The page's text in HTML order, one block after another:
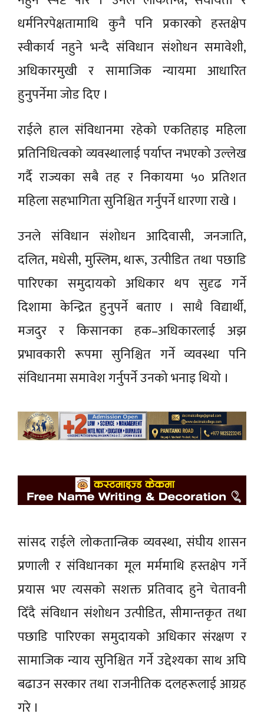
धर्मनिरपेक्षतामाथि कुनै पनि प्रकारको हस्तक्षेप
स्वीकार्य नहुने भन्दै संविधान संशोधन समावेशी,
अधिकारमुखी र सामाजिक न्यायमा आधारित
हुनुपर्नेमा जोड दिए ।
राईले हाल संविधानमा रहेको एकतिहाइ महिला
प्रतिनिधित्वको व्यवस्थालाई पर्याप्त नभएको उल्लेख
गर्दै राज्यका सबै तह र निकायमा ५० प्रतिशत
महिला सहभागिता सुनिश्चित गर्नुपर्ने धारणा राखे ।
उनले संविधान संशोधन आदिवासी, जनजाति,
दलित, मधेसी, मुस्लिम, थारू, उत्पीडित तथा पछाडि
पारिएका समुदायको अधिकार थप सुदृढ गर्ने
दिशामा केन्द्रित हुनुपर्ने बताए । साथै विद्यार्थी,
मजदुर र किसानका हक–अधिकारलाई अझ
प्रभावकारी रूपमा सुनिश्चित गर्ने व्यवस्था पनि
संविधानमा समावेश गर्नुपर्ने उनको भनाइ थियो ।
सांसद राईले लोकतान्त्रिक व्यवस्था, संघीय शासन
प्रणाली र संविधानका मूल मर्ममाथि हस्तक्षेप गर्ने
प्रयास भए त्यसको सशक्त प्रतिवाद हुने चेतावनी
दिँदै संविधान संशोधन उत्पीडित, सीमान्तकृत तथा
पछाडि पारिएका समुदायको अधिकार संरक्षण र
सामाजिक न्याय सुनिश्चित गर्ने उद्देश्यका साथ अघि
बढाउन सरकार तथा राजनीतिक दलहरूलाई आग्रह
गरे ।